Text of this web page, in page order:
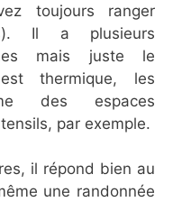
toujours ranger
Il a plusieurs
mais juste le
thermique, les
des espaces
par exemple.
il répond bien au
une randonnée